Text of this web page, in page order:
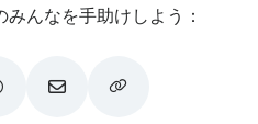
んなを手助けしよう：